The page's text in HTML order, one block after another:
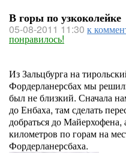
В горы по узкоколейке
05-08-2011 11:30 к
понравилось!
Из Зальцбурга на
Фордерланерсбах мы
был не близкий. Сначала
до Енбаха, там сделать
добраться до Майерхофена,
километров по горам на
Фордерланерсбаха.